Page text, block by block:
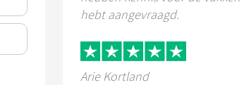
hebt aangevraagd.
Arie Kortland